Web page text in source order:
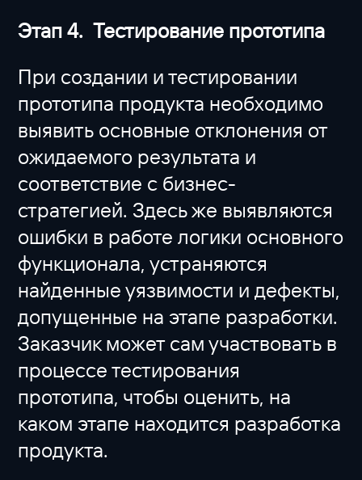
Этап 4. Тестирование прототипа
При создании и тестировании
прототипа продукта необходимо
выявить основные отклонения от
ожидаемого результата и
соответствие с бизнес-
стратегией. Здесь же выявляются
ошибки в работе логики основного
функционала, устраняются
найденные уязвимости и дефекты,
допущенные на этапе разработки.
Заказчик может сам участвовать в
процессе тестирования
прототипа, чтобы оценить, на
каком этапе находится разработка
продукта.